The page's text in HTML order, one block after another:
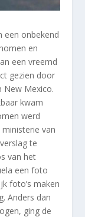
een onbekend
en
een vreemd
gezien door
New Mexico.
kwam
werd
van
te
van het
een foto
foto’s maken
Anders dan
ging de